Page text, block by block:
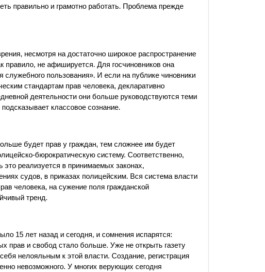
правильно и грамотно работать. Проблема прежде
несмотря на достаточно широкое распространение
правило, не афишируется. Для госчиновников она
пользования». И если на публике чиновники
стандартам прав человека, декларативно
деятельности они больше руководствуются теми
классовое сознание.
будет прав у граждан, тем сложнее им будет
бюрократическую систему. Соответственно,
реализуется в принимаемых законах,
судов, в приказах полицейским. Вся система власти
человека, на сужение поля гражданской
тренд.
15 лет назад и сегодня, и сомнения испарятся:
прав и свобод стало больше. Уже не открыть газету
нелояльным к этой власти. Создание, регистрация
невозможного. У многих верующих сегодня